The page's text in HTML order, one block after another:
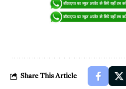
Share This Article